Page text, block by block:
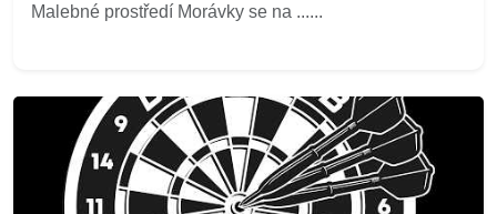
Malebné prostředí Morávky se na ......